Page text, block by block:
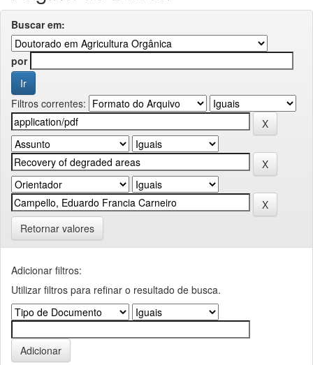
Buscar em:
por
Filtros correntes:
Retornar valores
Adicionar filtros:
Utilizar filtros para refinar o resultado de busca.